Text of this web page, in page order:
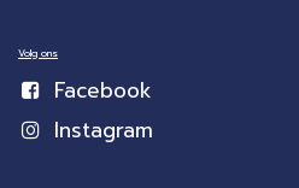
Volg ons
Facebook
Instagram